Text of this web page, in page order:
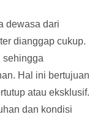
dewasa dari
dianggap cukup.
sehingga
Hal ini bertujuan
atau eksklusif.
dan kondisi